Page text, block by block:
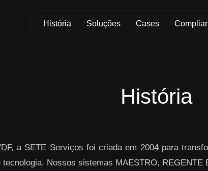
História Soluções Cases
História
a SETE Serviços foi criada em 2004 para
tecnologia. Nossos sistemas MAESTRO,